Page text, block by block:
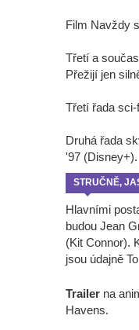
Film Navždy
Třetí a
Přežijí jen
Třetí řada
Druhá řada
'97 (Disney+).
STRUČNĚ,
Hlavními
budou Jean
(Kit Connor).
jsou údajně
Trailer na
Havens.